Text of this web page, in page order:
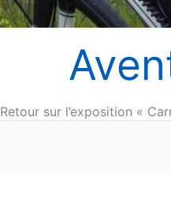
Retour sur l’exposition «